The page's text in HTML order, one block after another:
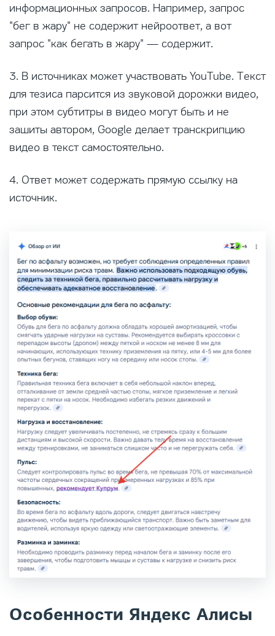
информационных запросов. Например, запрос
"бег в жару" не содержит нейроответ, а вот
запрос "как бегать в жару" — содержит.
3. В источниках может участвовать YouTube. Текст
для тезиса парсится из звуковой дорожки видео,
при этом субтитры в видео могут быть и не
зашиты автором, Google делает транскрипцию
видео в текст самостоятельно.
4. Ответ может содержать прямую ссылку на
источник.
Особенности Яндекс Алисы